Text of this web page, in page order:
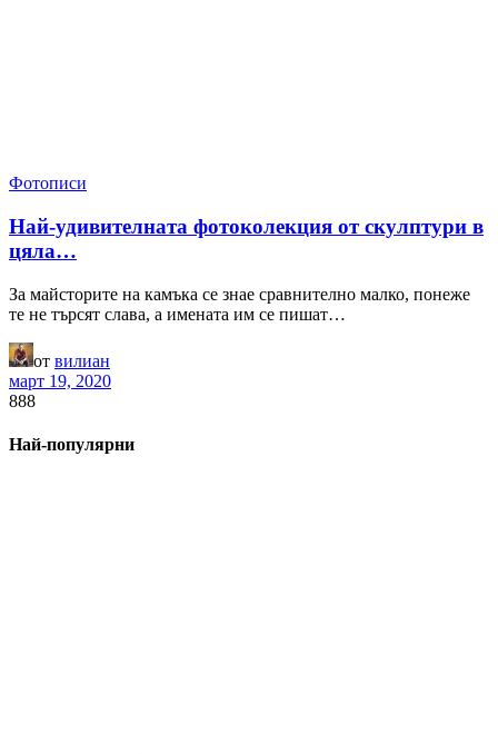
Фотописи
Най-удивителната фотоколекция от скулптури в
цяла…
За майсторите на камъка се знае сравнително малко, понеже
те не търсят слава, а имената им се пишат…
от вилиан
март 19, 2020
888
Най-популярни